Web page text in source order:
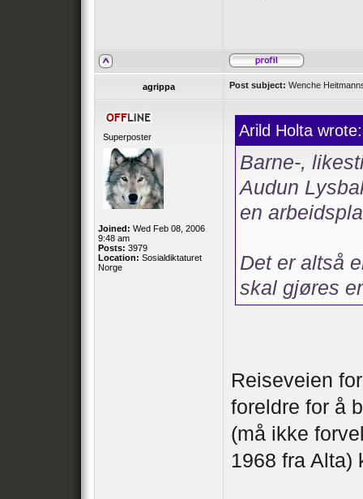
agrippa Post subject: Wenche
Superposter
Joined: Wed Feb 08, 2006
9:48 am
Posts: 3979
Location: Sosialdiktaturet
Norge
Arild Holta wrote:
Barne-,
Audun
en
Det er altså
skal gjøres
Reiseveien
foreldre for å
(må ikke
1968 fra Alta)